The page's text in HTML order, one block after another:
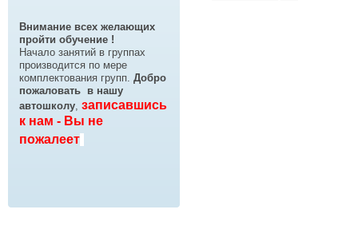
Внимание всех желающих
пройти обучение !
Начало занятий в группах
производится по мере
комплектования групп. Добро
пожаловать в нашу
автошколу, записавшись
к нам - Вы не
пожалеет